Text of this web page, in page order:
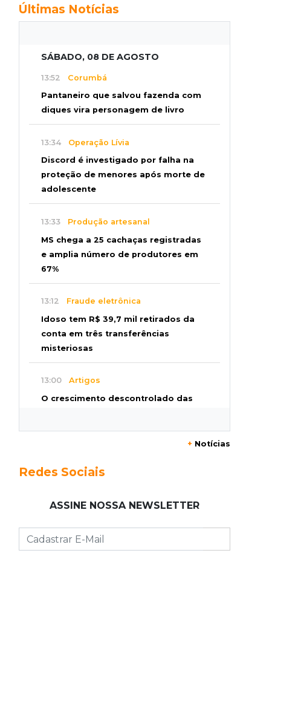
Últimas Notícias
SÁBADO, 08 DE AGOSTO
13:52 Corumbá
Pantaneiro que salvou fazenda com
diques vira personagem de livro
13:34 Operação Lívia
Discord é investigado por falha na
proteção de menores após morte de
adolescente
13:33 Produção artesanal
MS chega a 25 cachaças registradas
e amplia número de produtores em
67%
13:12 Fraude eletrônica
Idoso tem R$ 39,7 mil retirados da
conta em três transferências
misteriosas
13:00 Artigos
O crescimento descontrolado das
comércio sem energia em Campo
Mulher em situação de rua coloca
+ Notícias
Redes Sociais
ASSINE NOSSA NEWSLETTER